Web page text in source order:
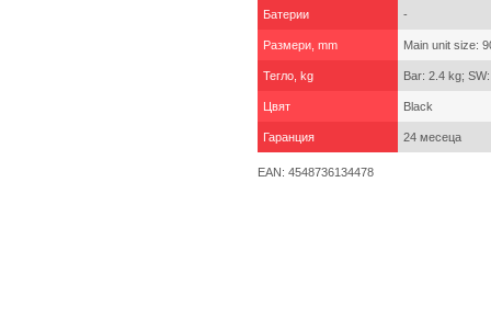
Батерии -
Размери, mm Main unit size:
Тегло, kg Bar: 2.4 kg;
Цвят Black
Гаранция 24 месеца
EAN: 4548736134478